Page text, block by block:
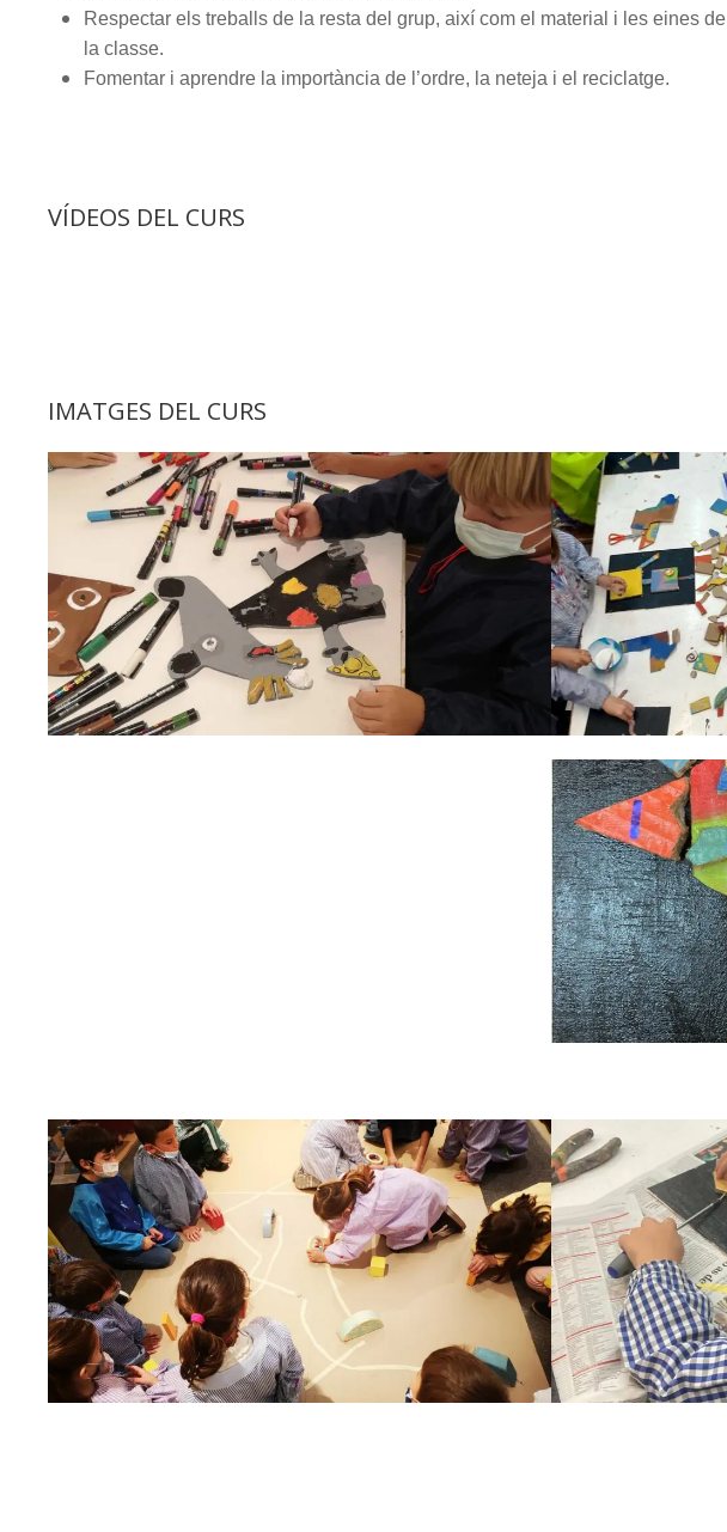
Respectar els treballs de la resta del grup, així com el material i les eines de
la classe.
Fomentar i aprendre la importància de l’ordre, la neteja i el reciclatge.
VÍDEOS DEL CURS
IMATGES DEL CURS